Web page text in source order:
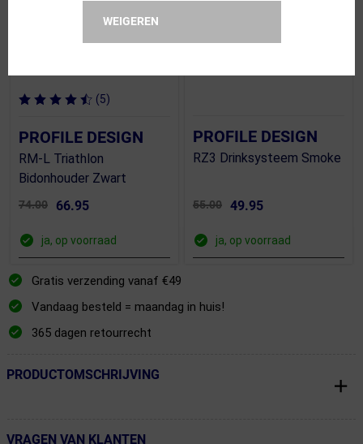
WEIGEREN
(5)
PROFILE DESIGN
RM-L Triathlon
Bidonhouder Zwart
74.00 66.95
ja, op voorraad
PROFILE DESIGN
RZ3 Drinksysteem Smoke
55.00 49.95
ja, op voorraad
Gratis verzending vanaf €49
Vandaag besteld = maandag in huis!
365 dagen retourrecht
← Terug naar productnavigatie
PRODUCTOMSCHRIJVING
← Terug naar productnavigatie
VRAGEN VAN KLANTEN